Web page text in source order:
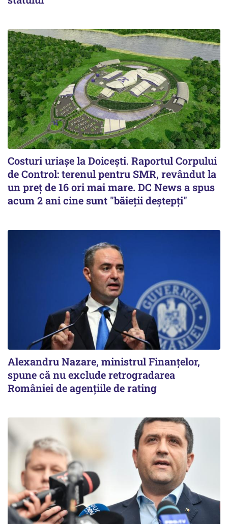
Costuri uriaşe la Doiceşti. Raportul Corpului
de Control: terenul pentru SMR, revândut la
un preţ de 16 ori mai mare. DC News a spus
acum 2 ani cine sunt "băieţii deştepţi"
Alexandru Nazare, ministrul Finanţelor,
spune că nu exclude retrogradarea
României de agenţiile de rating